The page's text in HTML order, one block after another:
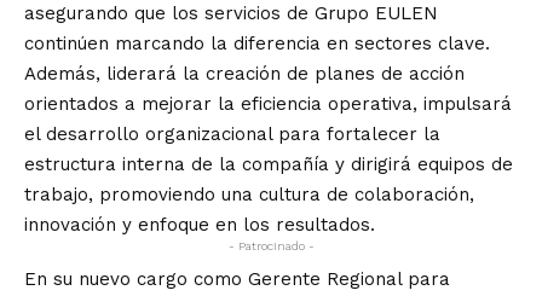
asegurando que los servicios de Grupo EULEN
continúen marcando la diferencia en sectores clave.
Además, liderará la creación de planes de acción
orientados a mejorar la eficiencia operativa, impulsará
el desarrollo organizacional para fortalecer la
estructura interna de la compañía y dirigirá equipos de
trabajo, promoviendo una cultura de colaboración,
innovación y enfoque en los resultados.
- Patrocinado -
En su nuevo cargo como Gerente Regional para